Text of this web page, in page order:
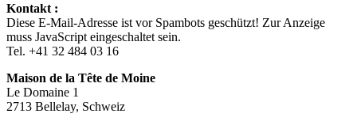
Kontakt :
Diese E-Mail-Adresse ist vor Spambots geschützt! Zur Anzeige
muss JavaScript eingeschaltet sein.
Tel. +41 32 484 03 16
Maison de la Tête de Moine
Le Domaine 1
2713 Bellelay, Schweiz